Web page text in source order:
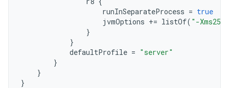
runInSeparateProcess = true
jvmOptions += listOf( "-
}
}
defaultProfile = "server"
}
}
}